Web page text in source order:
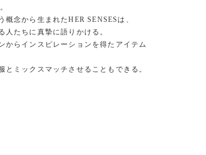
念から生まれたHER SENSESは、
人たちに真摯に語りかける。
からインスピレーションを得たアイテム
とミックスマッチさせることもできる。